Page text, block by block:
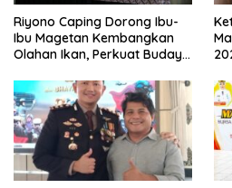
Riyono Caping Dorong Ibu-
Ibu Magetan Kembangkan
Olahan Ikan, Perkuat Budaya